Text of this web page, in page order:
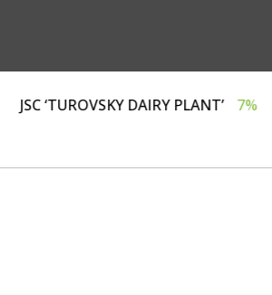
4% JSC ‘TUROVSKY DAIRY